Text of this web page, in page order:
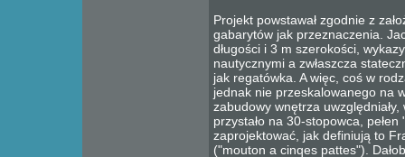
Projekt powstawał zgodnie z
gabarytów jak przeznaczenia.
długości i 3 m szerokości,
nautycznymi a zwłaszcza
jak regatówka. A więc, coś w
jednak nie przeskalowanego na
zabudowy wnętrza
przystało na 30-stopowca, pełen
zaprojektować, jak definiują to
("mouton a cinqes pattes").